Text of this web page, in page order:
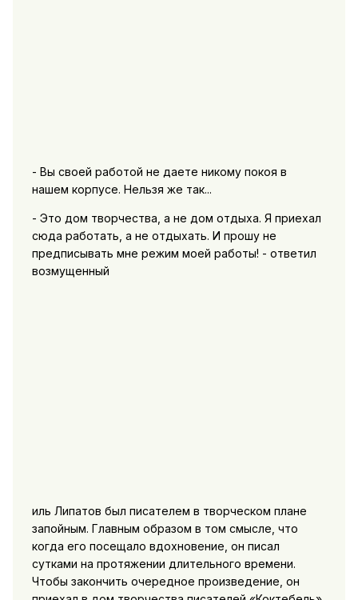
- Вы своей работой не даете никому покоя в
нашем корпусе. Нельзя же так...
- Это дом творчества, а не дом отдыха. Я приехал
сюда работать, а не отдыхать. И прошу не
предписывать мне режим моей работы! - ответил
возмущенный
иль Липатов был писателем в творческом плане
запойным. Главным образом в том смысле, что
когда его посещало вдохновение, он писал
сутками на протяжении длительного времени.
Чтобы закончить очередное произведение, он